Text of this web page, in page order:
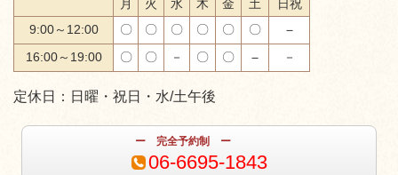
月 火 水 木 金 土
日祝
9:00～12:00
〇 〇 〇 〇 〇 〇 －
16:00～19:00 〇 〇 － 〇 〇 － －
定休日：日曜・祝日・水/土午後
ー 完全予約制 ー
06-6695-1843